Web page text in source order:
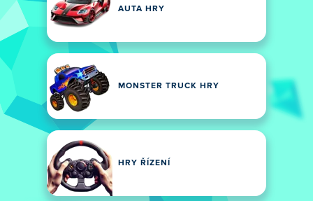
AUTA HRY
MONSTER TRUCK HRY
HRY ŘÍZENÍ